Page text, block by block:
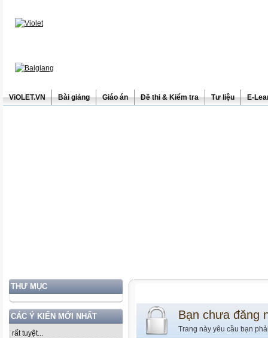
ViOLET.VN Bài giảng Giáo án Đề thi & Kiểm tra Tư liệu E-
THƯ MỤC
CÁC Ý KIẾN MỚI NHẤT
rất tuyệt...
Bạn chưa đăng
Trang này yêu cầu bạn